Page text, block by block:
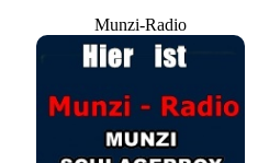
Munzi-Radio